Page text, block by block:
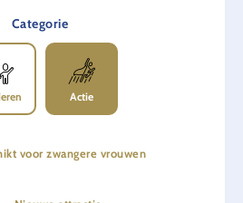
Categorie
Actie
voor zwangere vrouwen